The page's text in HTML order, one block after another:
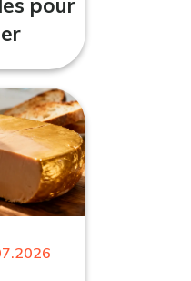
pour